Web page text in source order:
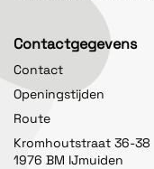
Contactgegevens
Contact
Openingstijden
Route
Kromhoutstraat 36-38
1976 BM IJmuiden